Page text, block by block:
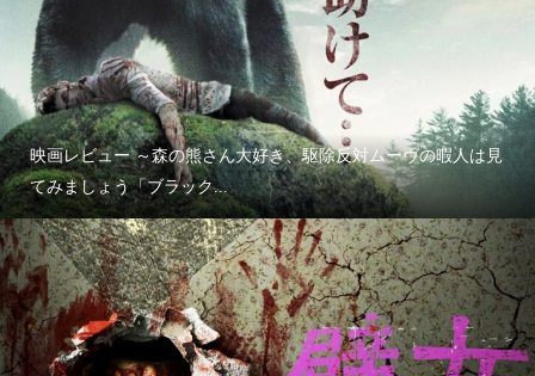
映画レビュー ～森の熊さん大好き、駆除反対ムーヴの暇人は見
てみましょう「ブラック...